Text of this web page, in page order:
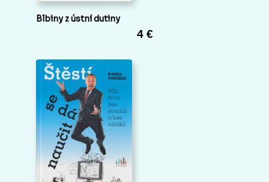
Blbiny z ústní dutiny
4 €